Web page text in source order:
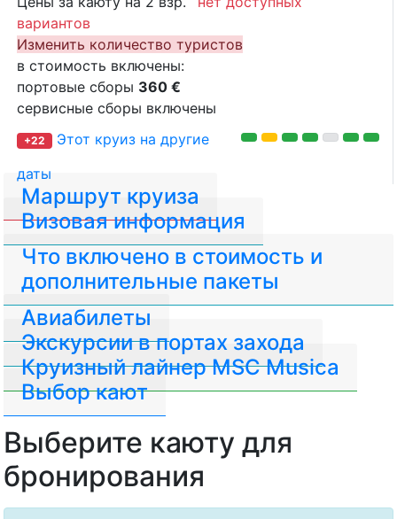
вариантов
Изменить количество туристов
в стоимость включены:
портовые сборы 360 €
сервисные сборы включены
+22
Этот круиз на другие
даты
Маршрут круиза
Визовая информация
Авиабилеты
Что включено в стоимость и
дополнительные пакеты
Экскурсии в портах захода
Круизный лайнер MSC Musica
Выбор кают
Выберите каюту для
бронирования